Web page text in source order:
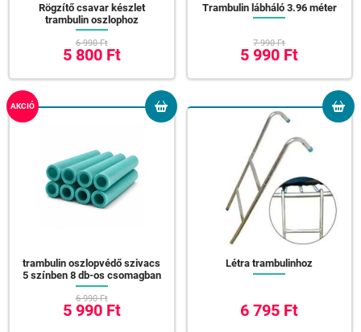
Rögzítő csavar készlet
trambulin oszlophoz
6 990 Ft
5 800 Ft
Trambulin lábháló 3.96 méter
7 990 Ft
5 990 Ft
AKCIÓ
trambulin oszlopvédő szivacs
5 színben 8 db-os csomagban
6 990 Ft
5 990 Ft
Létra trambulinhoz
6 795 Ft